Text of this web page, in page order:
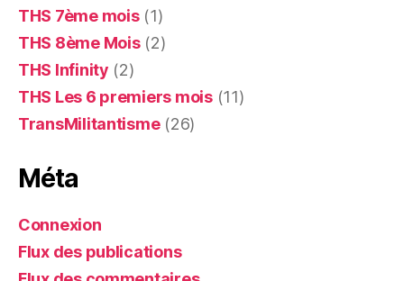
THS 7ème mois(1)
THS 8ème Mois(2)
THS Infinity (2)
THS Les 6 premiers mois(11)
TransMilitantisme(26)
Méta
Connexion
Flux des publications